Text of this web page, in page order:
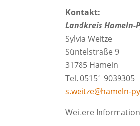
Kontakt:
Landkreis Hameln-
Sylvia Weitze
Süntelstraße 9
31785 Hameln
Tel. 05151 9039305
s.weitze@hameln-
Weitere